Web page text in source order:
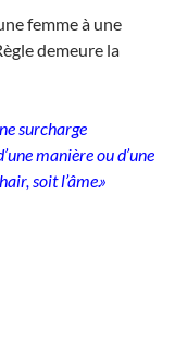
femme à une
demeure la
surcharge
manière ou d’une
soit l’âme.»